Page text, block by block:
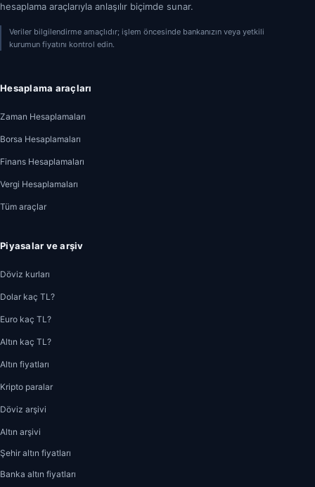
hesaplama araçlarıyla anlaşılır biçimde sunar.
Veriler bilgilendirme amaçlıdır; işlem öncesinde bankanızın veya yetkili
kurumun fiyatını kontrol edin.
Hesaplama araçları
Zaman Hesaplamaları
Borsa Hesaplamaları
Finans Hesaplamaları
Vergi Hesaplamaları
Tüm araçlar
Piyasalar ve arşiv
Döviz kurları
Dolar kaç TL?
Euro kaç TL?
Altın kaç TL?
Altın fiyatları
Kripto paralar
Döviz arşivi
Altın arşivi
Şehir altın fiyatları
Banka altın fiyatları